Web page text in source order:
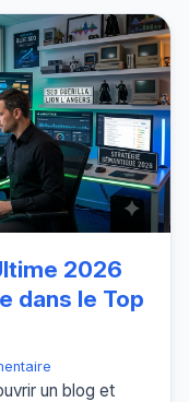
2026
dans le Top
un blog et